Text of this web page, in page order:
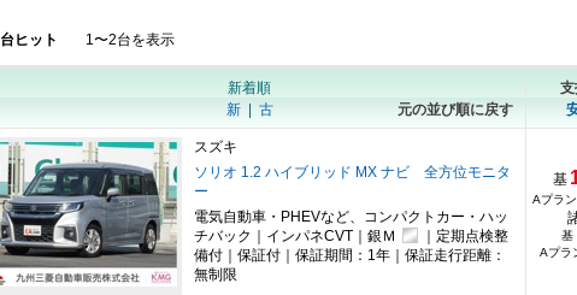
台ヒット 1〜2台を表示
新着順
新| 古 元の並び順に戻す
スズキ
ソリオ 1.2 ハイブリッド MX ナビ 全方位モニタ
ー
電気自動車・PHEVなど、コンパクトカー・ハッ
チバック｜インパネCVT｜銀Ｍ
｜定期点検整
備付｜保証付｜保証期間：1年｜保証走行距離：
無制限
基
Aプラ
Aプ